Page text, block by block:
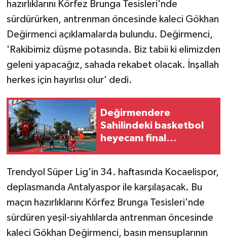
hazırlıklarını Körfez Brunga Tesisleri'nde
sürdürürken, antrenman öncesinde kaleci Gökhan
Değirmenci açıklamalarda bulundu. Değirmenci,
'Rakibimiz düşme potasında. Biz tabii ki elimizden
geleni yapacağız, sahada rekabet olacak. İnşallah
herkes için hayırlısı olur' dedi.
Değirmendere
Sahilindeki basketbol
heyecanı final
Trendyol Süper Lig'in 34. haftasında Kocaelispor,
deplasmanda Antalyaspor ile karşılaşacak. Bu
maçın hazırlıklarını Körfez Brunga Tesisleri'nde
sürdüren yeşil-siyahlılarda antrenman öncesinde
kaleci Gökhan Değirmenci, basın mensuplarının